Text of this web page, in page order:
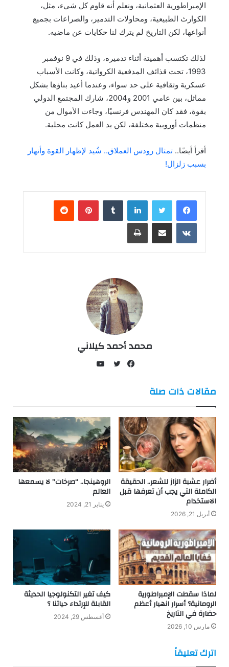
الإمبراطورية العثمانية، ونعلم أنه قاوم كل شيء، مثل،
الكوارث الطبيعية، ومحاولات التدمير، والصراعات بجميع
أنواعها، لكن التاريخ لم يترك لنا حكايات عن ماضيه.
لذلك تكتسب أهميتة أثناء تدميره، وذلك في 9 نوفمبر
1993، تحت قذائف المدفعية الكرواتية، وكانت الأسباب
عسكرية وثقافية على حد سواء، وعندما أعيد بناؤها بشكل
مماثل، بين عامي 2001 و2004، شارك المجتمع الدولي
بقوة، فقد كان المهندس فرنسيًا، وجاءت الأموال من
منظمات أوروبية مختلفة، لكن يد العمل كانت محلية.
أقرأ أيضًا.. تمثال رودس العملاق.. شُيد لإظهار القوة وأنهار
بسبب زلزال!
لينكدإن بينتيريست
مشاركة عبر البريد طباعة
محمد أحمد كيلاني
مقالات ذات صلة
أضرار عشبة الزاز للشعر.. الحقيقة
الكاملة التي يجب أن تعرفها قبل
الاستخدام
أبريل 21, 2026
الروهينجا.. “صرخات” لا يسمعها
العالم
يناير 21, 2024
لماذا سقطت الإمبراطورية
الرومانية؟ أسرار انهيار أعظم
حضارة في التاريخ
مارس 10, 2026
كيف تغير التكنولوجيا الحديثة
القابلة للإرتداء حياتنا ؟
أغسطس 29, 2024
اترك تعليقاً